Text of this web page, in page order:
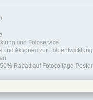
und Fotoservice
und Aktionen zur Fotoentwicklung
Rabatt auf Fotocollage-Poster